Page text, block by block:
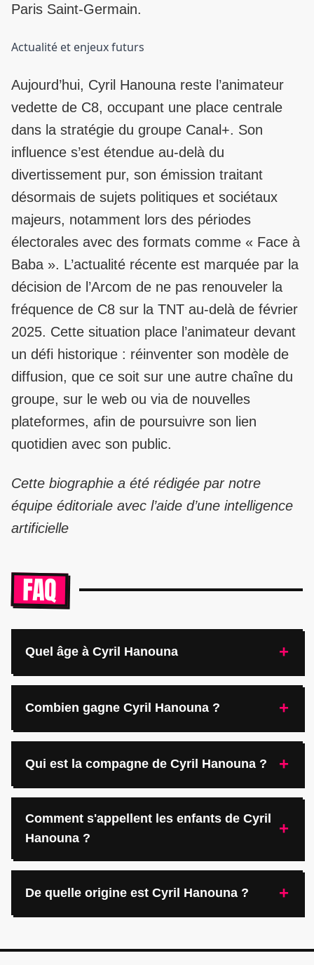
Paris Saint-Germain.
Actualité et enjeux futurs
Aujourd’hui, Cyril Hanouna reste l’animateur
vedette de C8, occupant une place centrale
dans la stratégie du groupe Canal+. Son
influence s’est étendue au-delà du
divertissement pur, son émission traitant
désormais de sujets politiques et sociétaux
majeurs, notamment lors des périodes
électorales avec des formats comme « Face à
Baba ». L’actualité récente est marquée par la
décision de l’Arcom de ne pas renouveler la
fréquence de C8 sur la TNT au-delà de février
2025. Cette situation place l’animateur devant
un défi historique : réinventer son modèle de
diffusion, que ce soit sur une autre chaîne du
groupe, sur le web ou via de nouvelles
plateformes, afin de poursuivre son lien
quotidien avec son public.
Cette biographie a été rédigée par notre
équipe éditoriale avec l’aide d’une intelligence
artificielle
FAQ
Quel âge à Cyril Hanouna +
Combien gagne Cyril Hanouna ? +
Qui est la compagne de Cyril Hanouna ? +
Comment s'appellent les enfants de Cyril
Hanouna ?
+
De quelle origine est Cyril Hanouna ? +